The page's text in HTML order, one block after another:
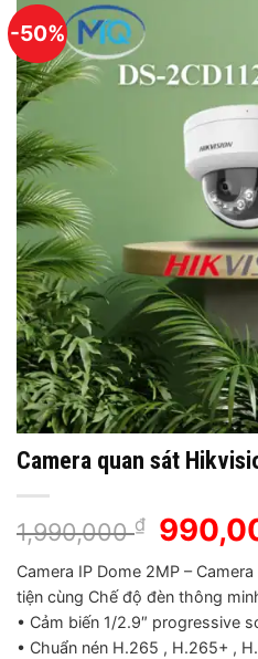
-50%
Camera quan sát
1,990,000₫
Giá
là:
Camera IP Dome 2MP –
tiện cùng Chế độ đèn thông
• Cảm biến 1/2.9″ progressive
• Chuẩn nén H.265 , H.265+ ,